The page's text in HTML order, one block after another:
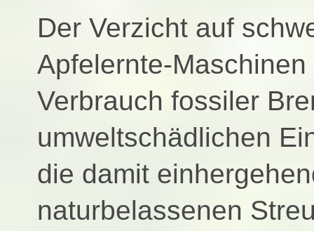
Der Verzicht auf
Apfelernte-
Verbrauch fossiler
umweltschädlichen
die damit
naturbelassenen